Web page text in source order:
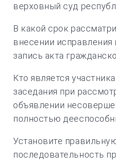
верховный суд
В какой срок
внесении
запись акта
Кто является
заседания при
объявлении
полностью
Установите
последовательность